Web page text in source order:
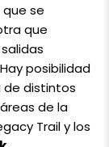
se
que
posibilidad
de distintos
de la
Trail y los